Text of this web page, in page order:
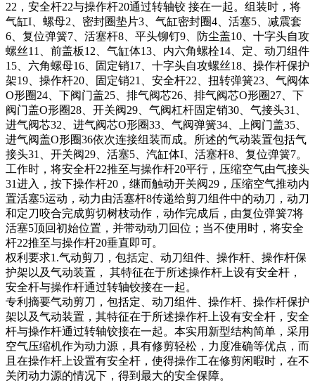
22，安全杆22与操作杆20通过转轴铰 接在一起。组装时，将
气缸I、螺母2、密封圈垫片3、气缸密封圈4、活塞5、减震套
6、复位弹簧7、活塞杆8、平头铆钉9、防尘盖10、十字头自攻
螺丝11、前盖板12、气缸体13、内六角螺栓14、定、动刀组件
15、六角螺母16、固定销17、十字头自攻螺丝18、操作杆保护
架19、操作杆20、固定销21、安全杆22、扭转弹簧23、气阀体
O形圈24、下阀门盖25、排气阀芯26、排气阀芯O形圈27、下
阀门盖O形圈28、开关阀29、气阀杠杆固定销30、气接头31、
进气阀芯32、进气阀芯O形圈33、气阀弹簧34、上阀门盖35、
进气阀盖O形圈36依次连接组装而成。所述的气动装置包括气
接头31、开关阀29、活塞5、汽缸体I、活塞杆8、复位弹簧7。
工作时，将安全杆22推至与操作杆20平行，压缩空气由气接头
31进入，按下操作杆20，继而触动开关阀29，压缩空气推动内
置活塞5运动，动力由活塞杆8传递给剪刀组件中的动刀，动刀
和定刀咬合完成剪切树枝动作，动作完成后，由复位弹簧7将
活塞5顶回初始位置，并带动动刀回位；当不使用时，将安全
杆22推至与操作杆20垂直即可。
权利要求1.气动剪刀 ，包括定、动刀组件、操作杆、操作杆保
护架以及气动装置， 其特征在于所述操作杆上设有安全杆，
安全杆与操作杆通过转轴铰接在一起。
专利摘要气动剪刀 ，包括定、动刀组件、操作杆、操作杆保护
架以及气动装置，其特征在于所述操作杆上设有安全杆，安全
杆与操作杆通过转轴铰接在一起。本实用新型结构简单，采用
空气压缩机作为动力源，具有修剪轻松，力度准确等优点，而
且在操作杆上设置有安全杆，使得操作工在修剪闲暇时，在不
关闭动力源的情况下，得到最大的安全保障。